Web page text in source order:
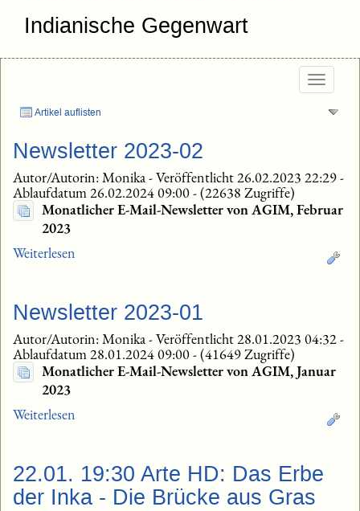
Indianische Gegenwart
Artikel auflisten
Newsletter 2023-02
Autor/Autorin: Monika-Veröffentlicht 26.02.2023 22:29-
Ablaufdatum 26.02.2024 09:00-(22638 Zugriffe)
Monatlicher E-Mail-Newsletter von AGIM, Februar
2023
Weiterlesen
Newsletter 2023-01
Autor/Autorin: Monika-Veröffentlicht 28.01.2023 04:32-
Ablaufdatum 28.01.2024 09:00-(41649 Zugriffe)
Monatlicher E-Mail-Newsletter von AGIM, Januar
2023
Weiterlesen
22.01. 19:30 Arte HD: Das Erbe
der Inka - Die Brücke aus Gras